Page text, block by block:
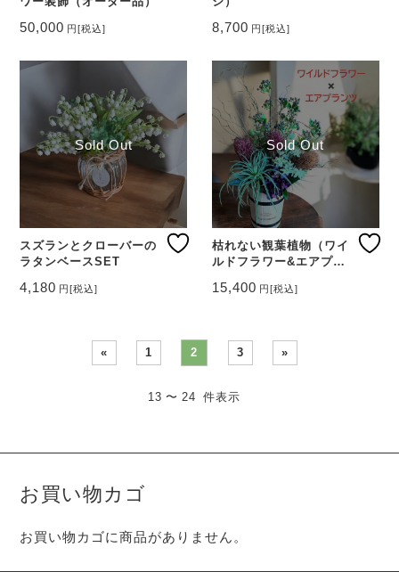
50,000 円 [税込] 8,700 円 [税込]
Sold Out
スズランとクローバーの
ラタンベースSET
4,180 円 [税込]
Sold Out
枯れない観葉植物（ワイ
ルドフラワー&エアプラ
15,400 円 [税込]
« 1 2 3 »
13 〜 24 件表示
お買い物カゴ
お買い物カゴに商品がありません。